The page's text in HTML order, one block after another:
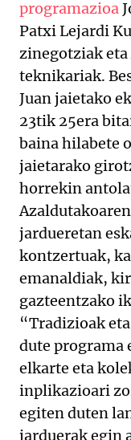
programazioa
Patxi Lejardi
zinegotziak eta
teknikariak.
Juan jaietako
23tik 25era
baina hilabete
jaietarako
horrekin
jardueretan
kontzertuak,
emanaldiak,
gazteentzako
“Tradizioak
dute programa
elkarte eta
inplikazioari
egiten duten
jarduerak egin